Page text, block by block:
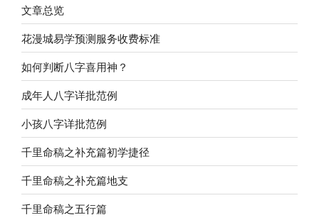
文章总览
花漫城易学预测服务收费标准
如何判断八字喜用神？
成年人八字详批范例
小孩八字详批范例
千里命稿之补充篇初学捷径
千里命稿之补充篇地支
千里命稿之五行篇